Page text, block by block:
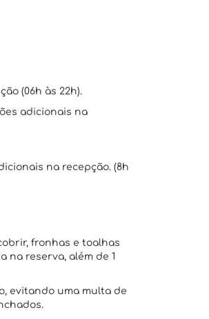
(06h às 22h).
adicionais na
na recepção. (8h
fronhas e toalhas
na reserva, além de 1
evitando uma multa de